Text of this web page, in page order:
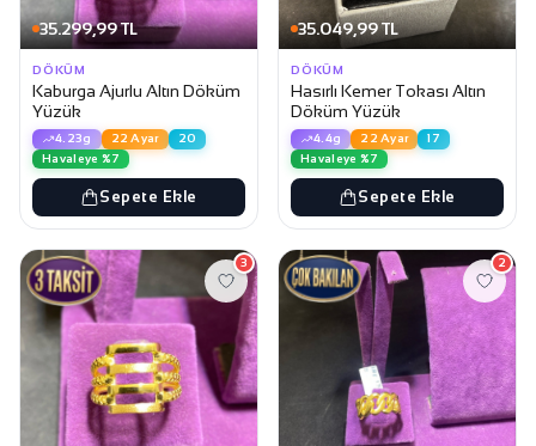
35.299,99 TL
DÖKÜM
Kaburga Ajurlu Altın Döküm
Yüzük
4.23g 22 Ayar
20
Havaleye %7
Sepete Ekle
35.049,99 TL
DÖKÜM
Hasırlı Kemer Tokası Altın
Döküm Yüzük
4.4g 22 Ayar
17
Havaleye %7
Sepete Ekle
3 2